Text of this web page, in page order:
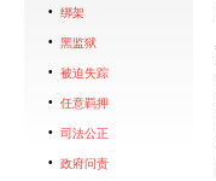
绑架
黑监狱
被迫失踪
任意羁押
司法公正
政府问责